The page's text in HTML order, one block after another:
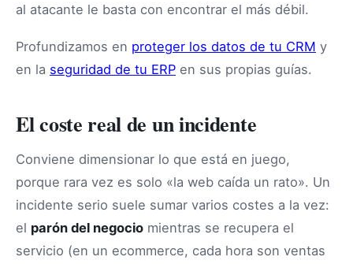
al atacante le basta con encontrar el más débil.
Profundizamos en proteger los datos de tu CRM y
en la seguridad de tu ERP en sus propias guías.
El coste real de un incidente
Conviene dimensionar lo que está en juego,
porque rara vez es solo «la web caída un rato». Un
incidente serio suele sumar varios costes a la vez:
el parón del negocio mientras se recupera el
servicio (en un ecommerce, cada hora son ventas